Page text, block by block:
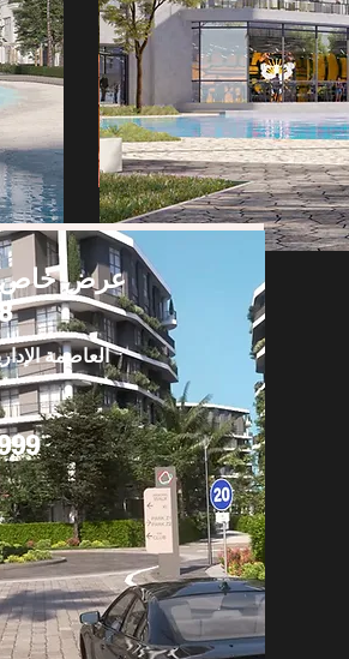
عرض خاص
العاصمة